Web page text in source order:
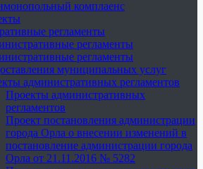
комплаенс
регламенты
регламенты
регламенты
муниципальных услуг
административных регламентов
Проекты административных
регламентов
Проект постановления администрации
города Орла о внесении изменений в
постановление администрации города
Орла от 21.11.2016 № 5282